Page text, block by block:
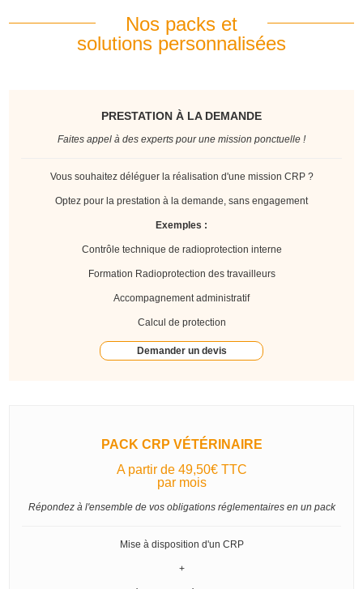
Nos packs et
solutions personnalisées
PRESTATION À LA DEMANDE
Faites appel à des experts pour une mission ponctuelle !
Vous souhaitez déléguer la réalisation d'une mission CRP ?
Optez pour la prestation à la demande, sans engagement
Exemples :
Contrôle technique de radioprotection interne
Formation Radioprotection des travailleurs
Accompagnement administratif
Calcul de protection
Demander un devis
PACK CRP VÉTÉRINAIRE
A partir de 49,50€ TTC
par mois
Répondez à l'ensemble de vos obligations réglementaires en un pack
Mise à disposition d'un CRP
+